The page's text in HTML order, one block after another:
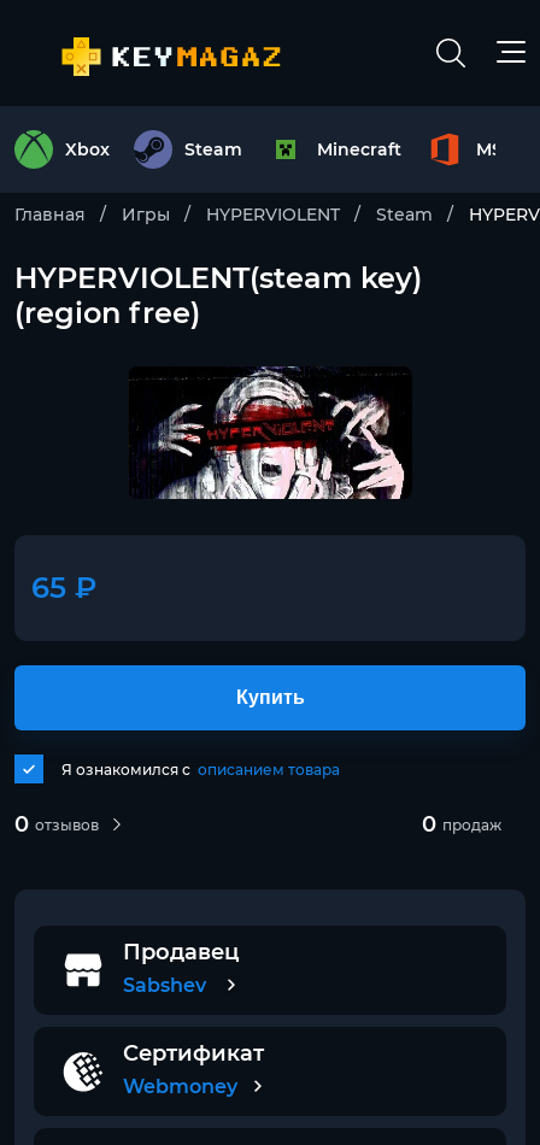
Xbox Steam Minecraft MS
Главная Игры HYPERVIOLENT Steam
HYPERVIOLENT(steam key)
(region free)
65 ₽
0 отзывов 0 продаж
Я ознакомился с описанием товара
Купить
Продавец
Sabshev
Сертификат
Webmoney